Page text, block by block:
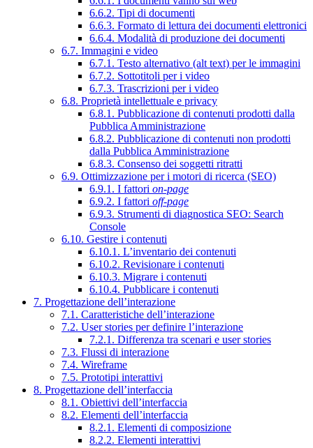
6.6.2. Tipi di documenti
6.6.3. Formato di lettura dei documenti elettronici
6.6.4. Modalità di produzione dei documenti
6.7. Immagini e video
6.7.1. Testo alternativo (alt text) per le immagini
6.7.2. Sottotitoli per i video
6.7.3. Trascrizioni per i video
6.8. Proprietà intellettuale e privacy
6.8.1. Pubblicazione di contenuti prodotti dalla
Pubblica Amministrazione
6.8.2. Pubblicazione di contenuti non prodotti
dalla Pubblica Amministrazione
6.8.3. Consenso dei soggetti ritratti
6.9. Ottimizzazione per i motori di ricerca (SEO)
6.9.1. I fattori on-page
6.9.2. I fattori off-page
6.9.3. Strumenti di diagnostica SEO: Search
Console
6.10. Gestire i contenuti
6.10.1. L’inventario dei contenuti
6.10.2. Revisionare i contenuti
6.10.3. Migrare i contenuti
6.10.4. Pubblicare i contenuti
7. Progettazione dell’interazione
7.1. Caratteristiche dell’interazione
7.2. User stories per definire l’interazione
7.2.1. Differenza tra scenari e user stories
7.3. Flussi di interazione
7.4. Wireframe
7.5. Prototipi interattivi
8. Progettazione dell’interfaccia
8.1. Obiettivi dell’interfaccia
8.2. Elementi dell’interfaccia
8.2.1. Elementi di composizione
8.2.2. Elementi interattivi